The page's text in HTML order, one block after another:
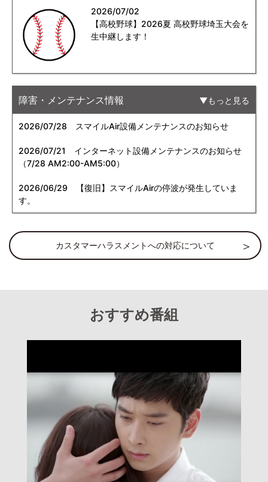
2026/07/02
【高校野球】2026夏 高校野球埼玉大会を
生中継します！
障害・メンテナンス情報 もっと見る
2026/07/28 スマイルAir設備メンテナンスのお知らせ
2026/07/21
インターネット設備メンテナンスのお知らせ
（7/28 AM2:00-AM5:00）
2026/06/29 【復旧】スマイルAirの停波が発生していま
す。
カスタマーハラスメントへの対応について
おすすめ番組